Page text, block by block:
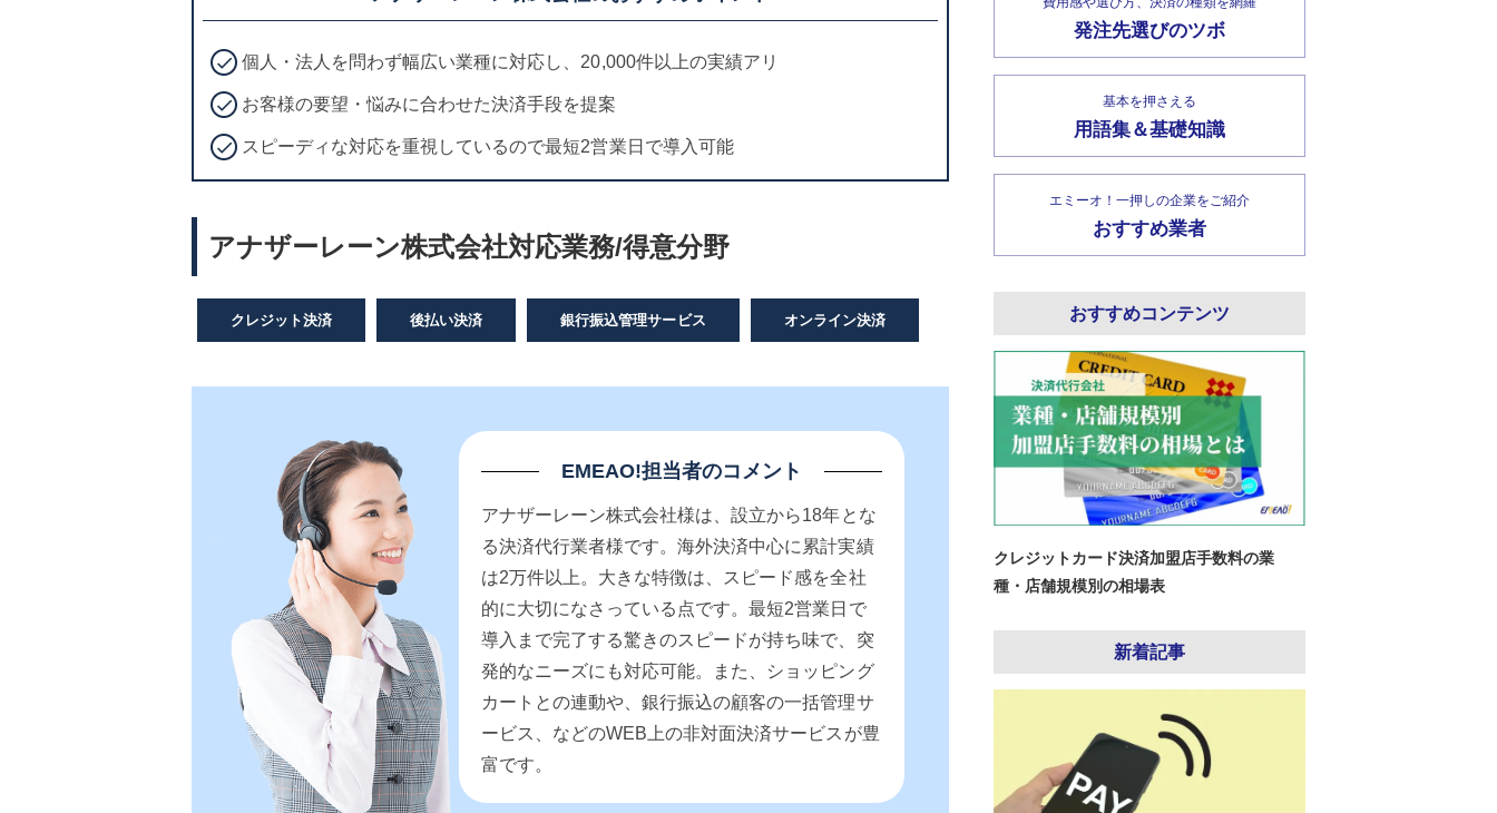
個人・法人を問わず幅広い業種に対応し、20,000件以上の実績アリ
お客様の要望・悩みに合わせた決済手段を提案
スピーディな対応を重視しているので最短2営業日で導入可能
アナザーレーン株式会社対応業務/得意分野
クレジット決済 後払い決済 銀行振込管理サービス オンライン決済
EMEAO!担当者のコメント
アナザーレーン株式会社様は、設立から18年とな
る決済代行業者様です。海外決済中心に累計実績
は2万件以上。大きな特徴は、スピード感を全社
的に大切になさっている点です。最短2営業日で
導入まで完了する驚きのスピードが持ち味で、突
発的なニーズにも対応可能。また、ショッピング
カートとの連動や、銀行振込の顧客の一括管理サ
ービス、などのWEB上の非対面決済サービスが豊
富です。
発注先選びのツボ
基本を押さえる
用語集＆基礎知識
エミーオ！一押しの企業をご紹介
おすすめ業者
おすすめコンテンツ
クレジットカード決済加盟店手数料の業
種・店舗規模別の相場表
新着記事